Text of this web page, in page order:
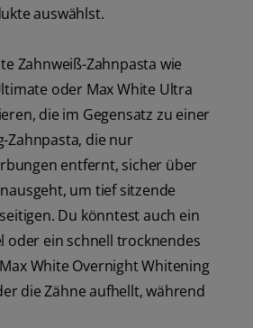
auswählst.
Zahnweiß-Zahnpasta wie
oder Max White Ultra
die im Gegensatz zu einer
Zahnpasta, die nur
entfernt, sicher über
um tief sitzende
Du könntest auch ein
oder ein schnell trocknendes
White Overnight Whitening
die Zähne aufhellt, während